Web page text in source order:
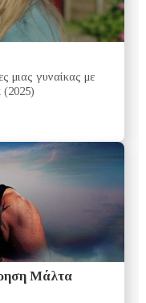
μιας γυναίκας με
(2025)
Μάλτα